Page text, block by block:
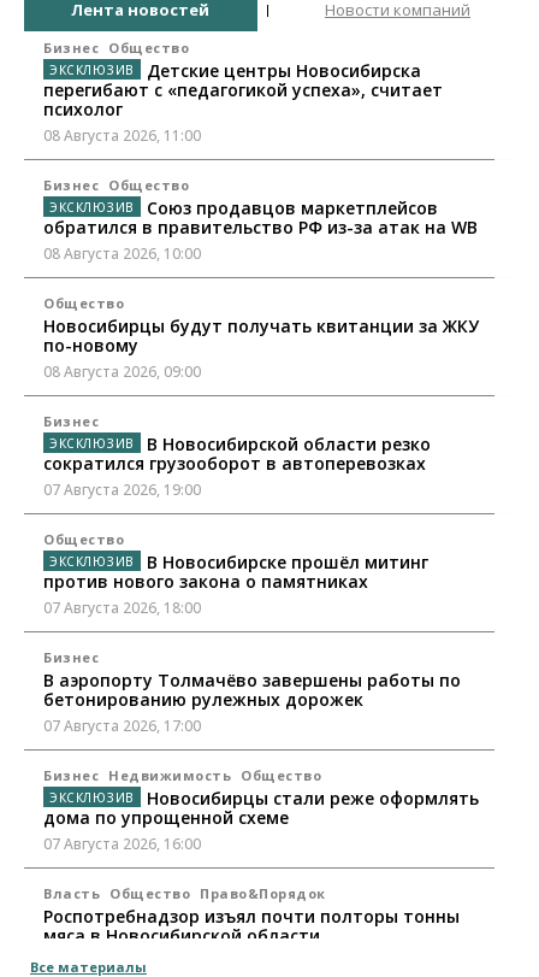
Лента новостей Новости компаний
Бизнес Общество
Детские центры Новосибирска
перегибают с «педагогикой успеха», считает
психолог
08 Августа 2026, 11:00
Бизнес Общество
Союз продавцов маркетплейсов
обратился в правительство РФ из-за атак на WB
08 Августа 2026, 10:00
Общество
Новосибирцы будут получать квитанции за ЖКУ
по-новому
08 Августа 2026, 09:00
Бизнес
В Новосибирской области резко
сократился грузооборот в автоперевозках
07 Августа 2026, 19:00
Общество
В Новосибирске прошёл митинг
против нового закона о памятниках
07 Августа 2026, 18:00
Бизнес
В аэропорту Толмачёво завершены работы по
бетонированию рулежных дорожек
07 Августа 2026, 17:00
Бизнес Недвижимость Общество
Новосибирцы стали реже оформлять
дома по упрощенной схеме
07 Августа 2026, 16:00
Власть Общество Право&Порядок
Роспотребнадзор изъял почти полторы тонны
мяса в Новосибирской области
07 Августа 2026, 15:00
Все материалы